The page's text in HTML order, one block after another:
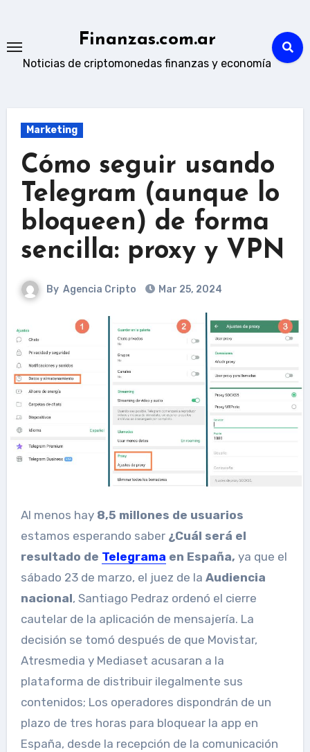
content
Finanzas.com.ar
Noticias de criptomonedas finanzas y economía
Marketing
Cómo seguir usando
Telegram (aunque lo
bloqueen) de forma
sencilla: proxy y VPN
By Agencia Cripto Mar 25, 2024
Al menos hay 8,5 millones de usuarios
estamos esperando saber ¿Cuál será el
resultado de Telegrama en España, ya que el
sábado 23 de marzo, el juez de la Audiencia
nacional, Santiago Pedraz ordenó el cierre
cautelar de la aplicación de mensajería. La
decisión se tomó después de que Movistar,
Atresmedia y Mediaset acusaran a la
plataforma de distribuir ilegalmente sus
contenidos; Los operadores dispondrán de un
plazo de tres horas para bloquear la app en
España, desde la recepción de la comunicación